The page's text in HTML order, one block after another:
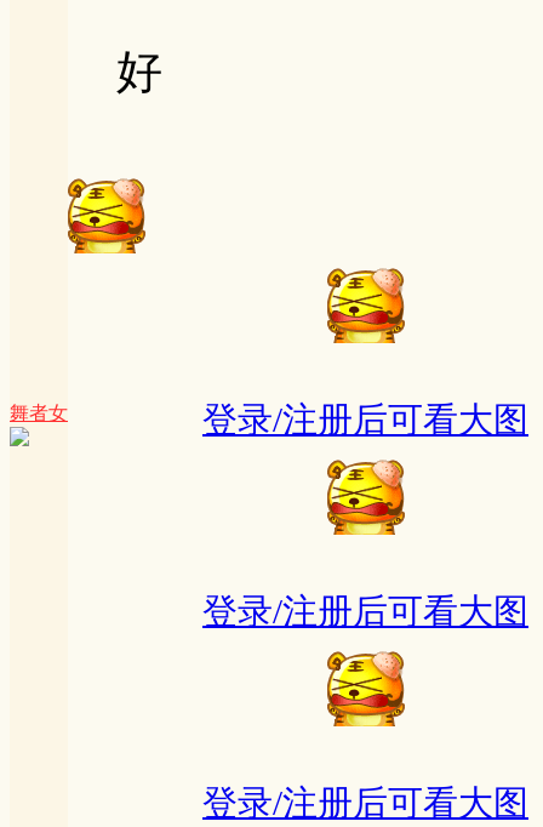
舞者女
好
登录/注册后可看大图
登录/注册后可看大图
登录/注册后可看大图